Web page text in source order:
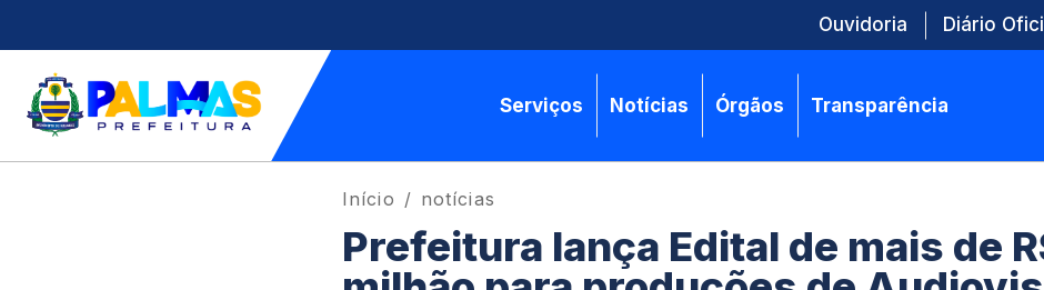
Ouvidoria Diário
Serviços Notícias Órgãos Transparência
Início notícias
Prefeitura lança Edital de mais de